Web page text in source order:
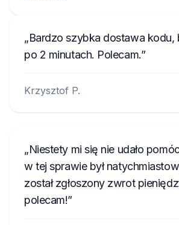
Bardzo szybka dostawa kodu,
po 2 minutach. Polecam.
Krzysztof P.
Niestety mi się nie udało
w tej sprawie był
został zgłoszony zwrot
polecam!